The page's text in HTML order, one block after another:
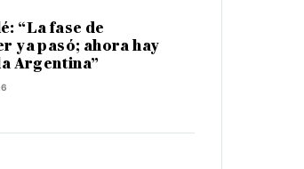
“La fase de
ya pasó; ahora hay
Argentina”